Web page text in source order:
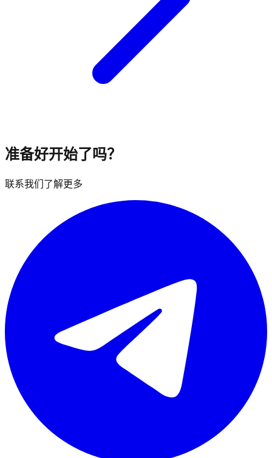
准备好开始了吗？
联系我们了解更多